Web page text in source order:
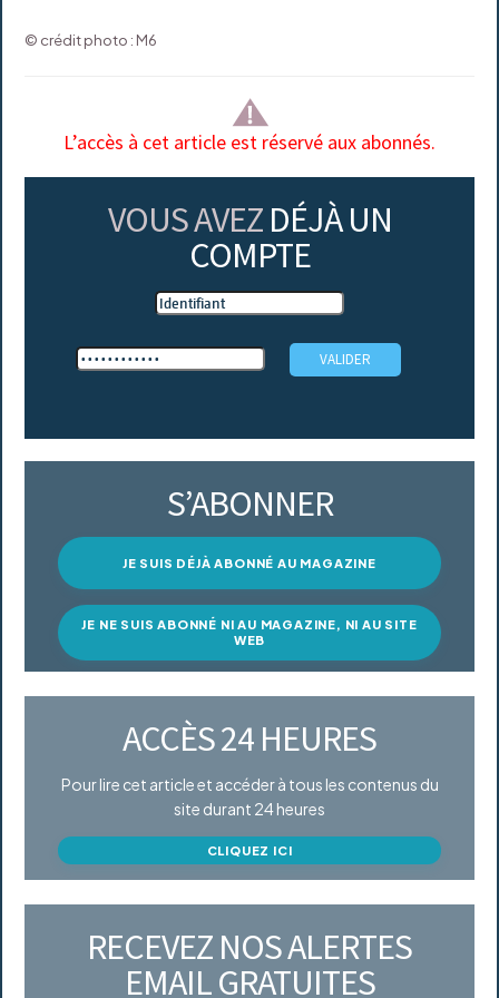
© crédit photo : M6
L’accès à cet article est réservé aux abonnés.
VOUS AVEZ DÉJÀ UN
COMPTE
S’ABONNER
JE SUIS DÉJÀ ABONNÉ AU MAGAZINE
JE NE SUIS ABONNÉ NI AU MAGAZINE, NI AU SITE
WEB
ACCÈS 24 HEURES
Pour lire cet article et accéder à tous les contenus du
site durant 24 heures
CLIQUEZ ICI
RECEVEZ NOS ALERTES
EMAIL GRATUITES